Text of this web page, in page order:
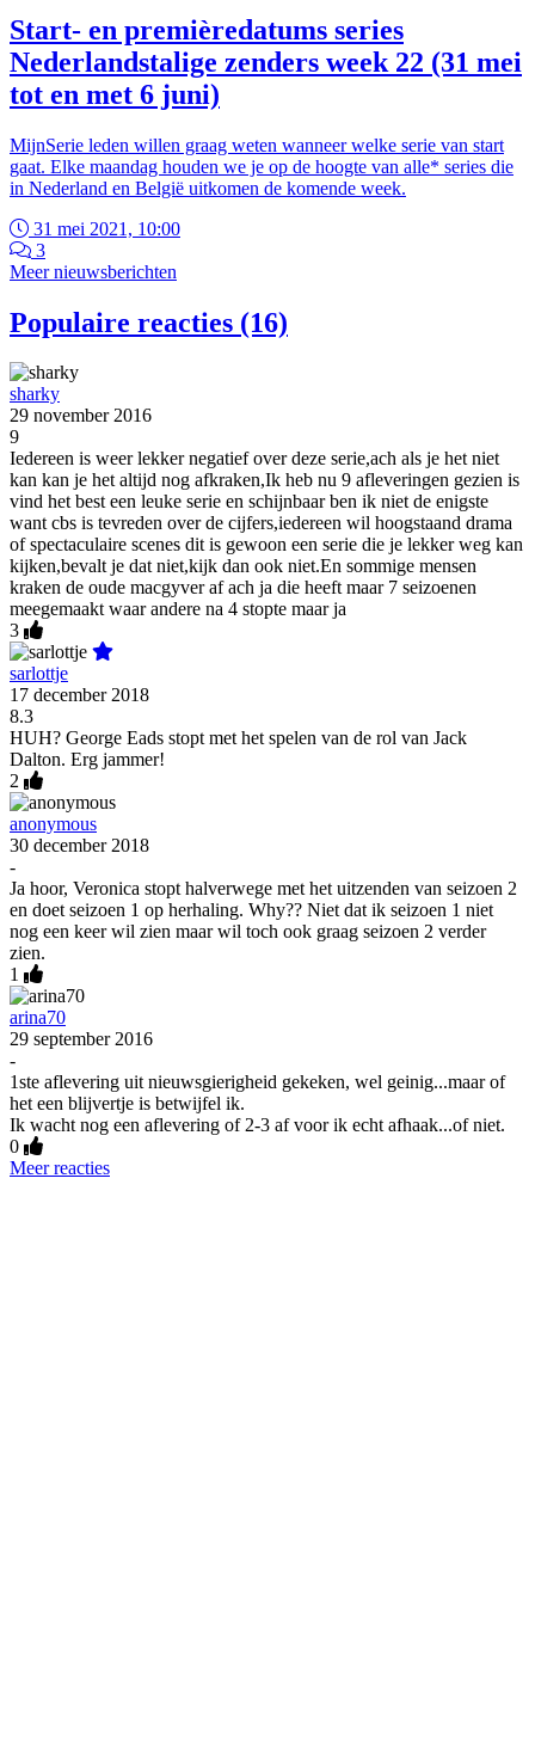
Start- en premièredatums series
Nederlandstalige zenders week 22 (31 mei
tot en met 6 juni)
MijnSerie leden willen graag weten wanneer welke serie van start
gaat. Elke maandag houden we je op de hoogte van alle* series die
in Nederland en België uitkomen de komende week.
31 mei 2021, 10:00
3
Meer nieuwsberichten
Populaire reacties (16)
sharky
29 november 2016
9
Iedereen is weer lekker negatief over deze serie,ach als je het niet
kan kan je het altijd nog afkraken,Ik heb nu 9 afleveringen gezien is
vind het best een leuke serie en schijnbaar ben ik niet de enigste
want cbs is tevreden over de cijfers,iedereen wil hoogstaand drama
of spectaculaire scenes dit is gewoon een serie die je lekker weg kan
kijken,bevalt je dat niet,kijk dan ook niet.En sommige mensen
kraken de oude macgyver af ach ja die heeft maar 7 seizoenen
meegemaakt waar andere na 4 stopte maar ja
3
sarlottje
17 december 2018
8.3
HUH? George Eads stopt met het spelen van de rol van Jack
Dalton. Erg jammer!
2
anonymous
30 december 2018
-
Ja hoor, Veronica stopt halverwege met het uitzenden van seizoen 2
en doet seizoen 1 op herhaling. Why?? Niet dat ik seizoen 1 niet
nog een keer wil zien maar wil toch ook graag seizoen 2 verder
zien.
1
arina70
29 september 2016
-
1ste aflevering uit nieuwsgierigheid gekeken, wel geinig...maar of
het een blijvertje is betwijfel ik.
Ik wacht nog een aflevering of 2-3 af voor ik echt afhaak...of niet.
0
Meer reacties